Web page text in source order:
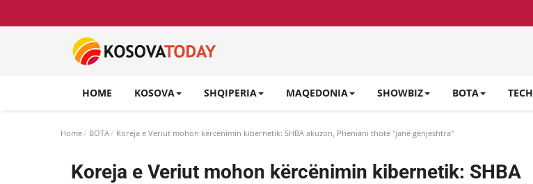
HOME KOSOVA SHQIPERIA MAQEDONIA SHOWBIZ BOTA TECH
Home BOTA Koreja e Veriut mohon kërcënimin kibernetik: SHBA akuzon, Pheniani thotë "janë gënjeshtra"
Koreja e Veriut mohon kërcënimin kibernetik: SHBA